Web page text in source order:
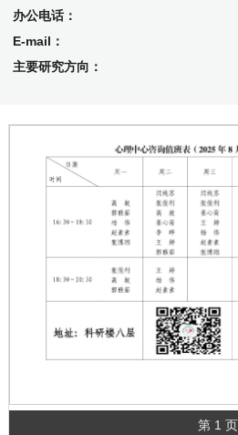
办公电话：
E-mail：
主要研究方向：
第 1 页